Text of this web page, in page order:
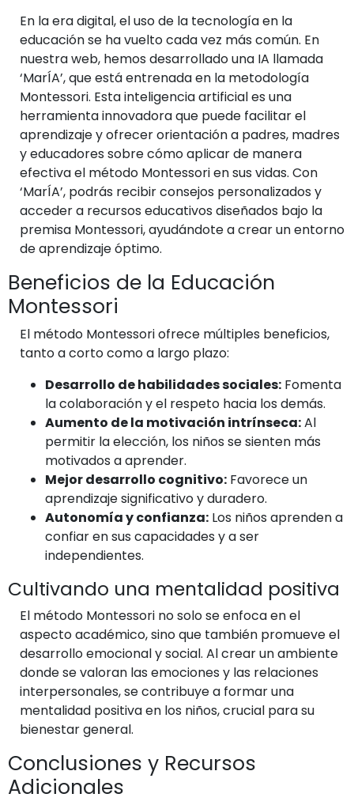
En la era digital, el uso de la tecnología en la
educación se ha vuelto cada vez más común. En
nuestra web, hemos desarrollado una IA llamada
‘MarÍA’, que está entrenada en la metodología
Montessori. Esta inteligencia artificial es una
herramienta innovadora que puede facilitar el
aprendizaje y ofrecer orientación a padres, madres
y educadores sobre cómo aplicar de manera
efectiva el método Montessori en sus vidas. Con
‘MarÍA’, podrás recibir consejos personalizados y
acceder a recursos educativos diseñados bajo la
premisa Montessori, ayudándote a crear un entorno
de aprendizaje óptimo.
Beneficios de la Educación
Montessori
El método Montessori ofrece múltiples beneficios,
tanto a corto como a largo plazo:
Desarrollo de habilidades sociales: Fomenta
la colaboración y el respeto hacia los demás.
Aumento de la motivación intrínseca:Al
permitir la elección, los niños se sienten más
motivados a aprender.
Mejor desarrollo cognitivo: Favorece un
aprendizaje significativo y duradero.
Autonomía y confianza: Los niños aprenden a
confiar en sus capacidades y a ser
independientes.
Cultivando una mentalidad positiva
El método Montessori no solo se enfoca en el
aspecto académico, sino que también promueve el
desarrollo emocional y social. Al crear un ambiente
donde se valoran las emociones y las relaciones
interpersonales, se contribuye a formar una
mentalidad positiva en los niños, crucial para su
bienestar general.
Conclusiones y Recursos
Adicionales